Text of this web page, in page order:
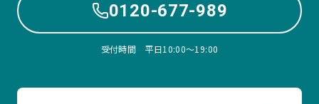
0120-677-989
受付時間 平日10:00〜19:00